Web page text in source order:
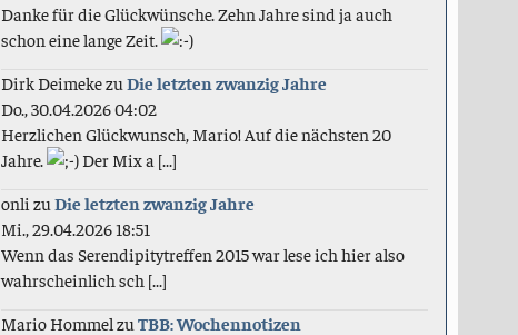
Danke für die Glückwünsche. Zehn Jahre sind ja auch
schon eine lange Zeit.
Dirk DeimekezuDie letzten zwanzig Jahre
Do., 30.04.2026 04:02
Herzlichen Glückwunsch, Mario! Auf die nächsten 20
Jahre.
Der Mix a [...]
onli zuDie letzten zwanzig Jahre
Mi., 29.04.2026 18:51
Wenn das Serendipitytreffen 2015 war lese ich hier also
wahrscheinlich sch [...]
Mario Hommel zuTBB: Wochennotizen